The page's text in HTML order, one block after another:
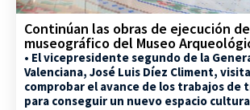
Continúan las obras de ejecución
museográfico del Museo
• El vicepresidente segundo de la
Valenciana, José Luis Díez Climent,
comprobar el avance de los trabajos de
para conseguir un nuevo espacio